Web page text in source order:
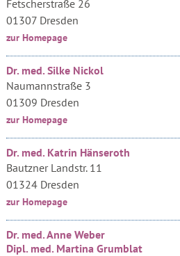
Fetscherstraße 26
01307 Dresden
zur Homepage
Dr. med. Silke Nickol
Naumannstraße 3
01309 Dresden
zur Homepage
Dr. med. Katrin Hänseroth
Bautzner Landstr. 11
01324 Dresden
zur Homepage
Dr. med. Anne Weber
Dipl. med. Martina Grumblat